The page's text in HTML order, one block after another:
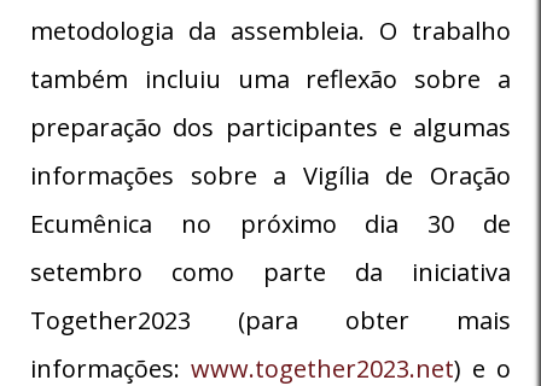
metodologia da assembleia. O trabalho
também incluiu uma reflexão sobre a
preparação dos participantes e algumas
informações sobre a Vigília de Oração
Ecumênica no próximo dia 30 de
setembro como parte da iniciativa
Together2023 (para obter mais
informações: www.together2023.net) e o